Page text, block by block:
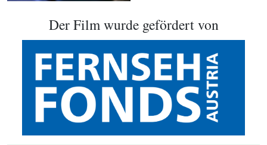
Der Film wurde gefördert von